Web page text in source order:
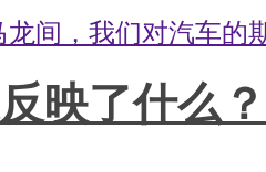
间，我们对汽车的
映了什么